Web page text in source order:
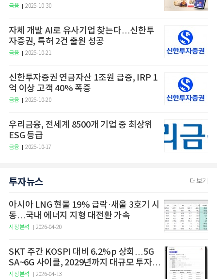
금융 2025-10-30
자체 개발 AI로 유사기업 찾는다…신한투
자증권, 특허 2건 출원 성공
금융 2025-10-21
신한투자증권 연금자산 1조원 급증, IRP 1
억 이상 고객 40% 폭증
금융 2025-10-20
우리금융, 전세계 8500개 기업 중 최상위
ESG 등급
금융 2025-10-17
투자뉴스 더보기
아시아 LNG 현물 19% 급락·새울 3호기 시
동…국내 에너지 지형 대전환 가속
시장분석 2026-04-20
SKT 주간 KOSPI 대비 6.2%p 상회…5G
SA~6G 사이클, 2029년까지 대규모 투자
예고
시장분석 2026-04-13